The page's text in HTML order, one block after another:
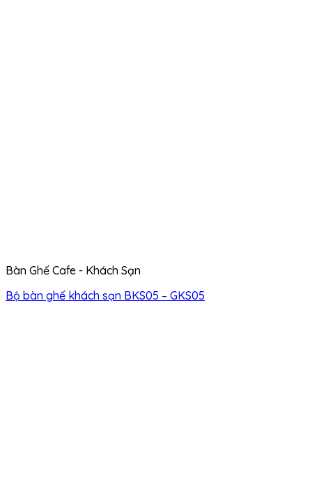
Bàn Ghế Cafe - Khách Sạn
Bộ bàn ghế khách sạn BKS05 – GKS05